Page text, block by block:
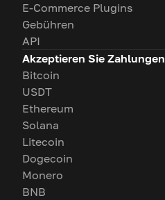
E-Commerce Plugins
Gebühren
API
Akzeptieren Sie Zahlungen
Bitcoin
USDT
Ethereum
Solana
Litecoin
Dogecoin
Monero
BNB